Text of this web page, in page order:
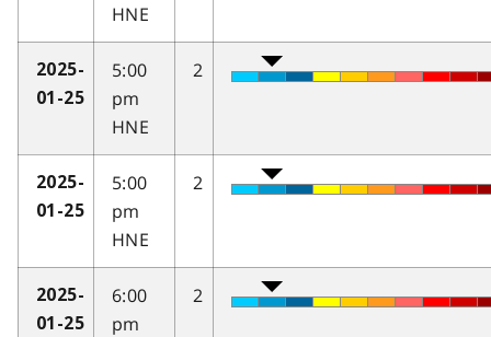
HNE
2025-
01-25
5:00
pm
HNE
2
2025-
01-25
5:00
pm
HNE
2
2025-
01-25
6:00
pm
2